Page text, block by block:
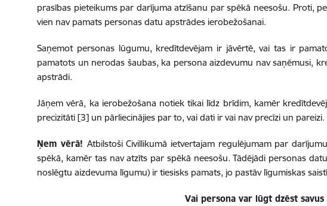
prasības pieteikums par darījuma atzīšanu par spēkā neesošu. Proti,
vien nav pamats personas datu apstrādes ierobežošanai.
Saņemot personas lūgumu, kredītdevējam ir jāvērtē, vai tas ir
pamatots un nerodas šaubas, ka persona aizdevumu nav saņēmusi,
apstrādi.
Jāņem vērā, ka ierobežošana notiek tikai līdz brīdim, kamēr
precizitāti [3] un pārliecinājies par to, vai dati ir vai nav precīzi un pareizi.
Ņem vērā! Atbilstoši Civillikumā ietvertajam regulējumam par
spēkā, kamēr tas nav atzīts par spēkā neesošu. Tādējādi personas
noslēgtu aizdevuma līgumu) ir tiesisks pamats, jo pastāv līgumiskas
Vai persona var lūgt dzēst savus